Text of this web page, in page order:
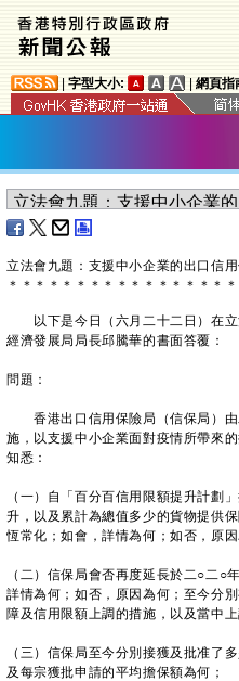
字型大小: 網頁指
立法會九題：支援中小企業的出口信
＊ ＊ ＊ ＊ ＊ ＊ ＊ ＊ ＊ ＊ ＊ ＊ ＊ ＊ ＊ ＊ ＊
以下是今日（六月二十二日）在立
經濟發展局局長邱騰華的書面答覆：
問題：
香港出口信用保險局（信保局）由
施，以支援中小企業面對疫情所帶來
知悉：
（一）自「百分百信用限額提升計劃
升，以及累計為總值多少的貨物提供
恆常化；如會，詳情為何；如否，原因
（二）信保局會否再度延長於二○二○
詳情為何；如否，原因為何；至今分
障及信用限額上調的措施，以及當中
（三）信保局至今分別接獲及批准了
及每宗獲批申請的平均擔保額為何；